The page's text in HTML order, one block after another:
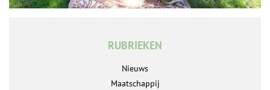
RUBRIEKEN
Nieuws
Maatschappij